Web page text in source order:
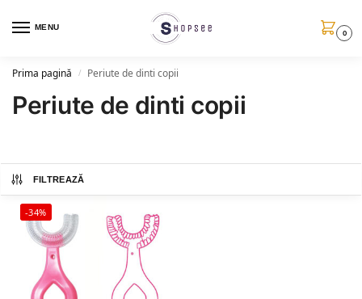
MENU
0
Prima pagină / Periute de dinti copii
Periute de dinti copii
FILTREAZĂ
-34%